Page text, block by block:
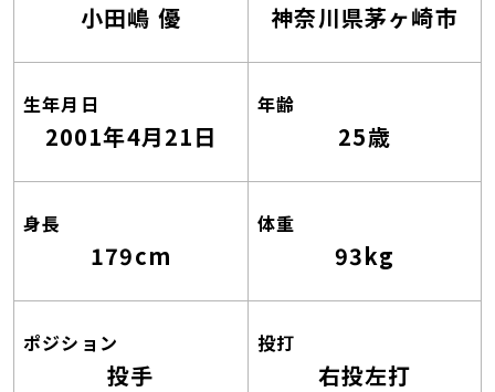
小田嶋 優 神奈川県茅ヶ崎市
生年月日
2001年4月21日
年齢
25歳
身長
179cm
体重
93kg
ポジション
投手
投打
右投左打